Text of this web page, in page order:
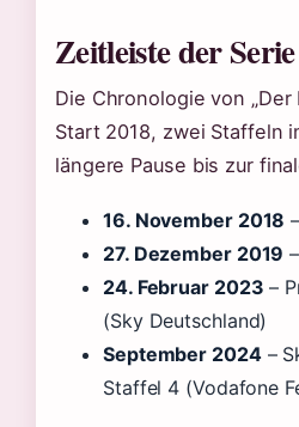
Zeitleiste der Serie
Die Chronologie von
Start 2018, zwei Staffeln
längere Pause bis zur
16. November 2018
27. Dezember 2019
24. Februar 2023 –
(Sky Deutschland)
September 2024–
Staffel 4 (Vodafone